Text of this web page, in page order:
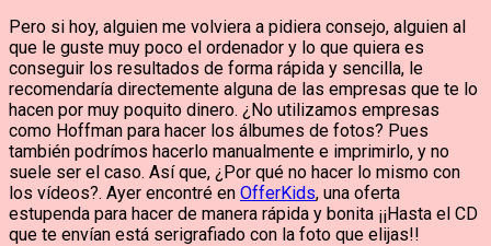
Pero si hoy, alguien me volviera a pidiera consejo, alguien al
que le guste muy poco el ordenador y lo que quiera es
conseguir los resultados de forma rápida y sencilla, le
recomendaría directemente alguna de las empresas que te lo
hacen por muy poquito dinero. ¿No utilizamos empresas
como Hoffman para hacer los álbumes de fotos? Pues
también podrímos hacerlo manualmente e imprimirlo, y no
suele ser el caso. Así que, ¿Por qué no hacer lo mismo con
los vídeos?. Ayer encontré en OfferKids, una oferta
estupenda para hacer de manera rápida y bonita ¡¡Hasta el CD
que te envían está serigrafiado con la foto que elijas!!